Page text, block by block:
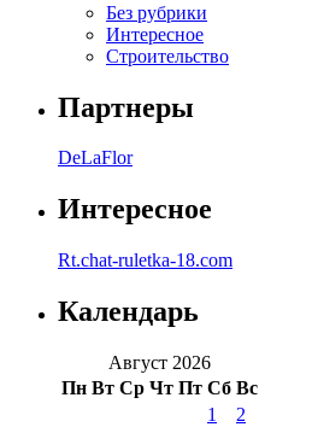
Без рубрики
Интересное
Строительство
Партнеры
DeLaFlor
Интересное
Rt.chat-ruletka-18.com
Календарь
Август 2026
Пн Вт Ср Чт Пт Сб Вс
1
2